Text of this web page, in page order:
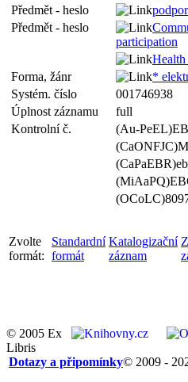
Předmět - heslo
Předmět - heslo
participation
Forma, žánr
*
Systém. číslo
001746938
Úplnost záznamu
full
Kontrolní č.
(Au-
Zvolte
formát:
Standardní
formát
Katalogizační
záznam
© 2005 Ex
Libris
© 2009 -
Dotazy a připomínky